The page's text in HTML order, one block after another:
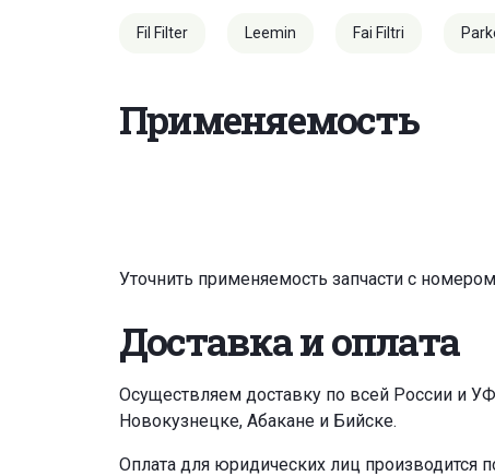
Fil Filter Leemin Fai Filtri
Применяемость
Уточнить применяемость запчасти с
Доставка и оплата
Осуществляем доставку по всей России и
Новокузнецке, Абакане и Бийске.
Оплата для юридических лиц производится